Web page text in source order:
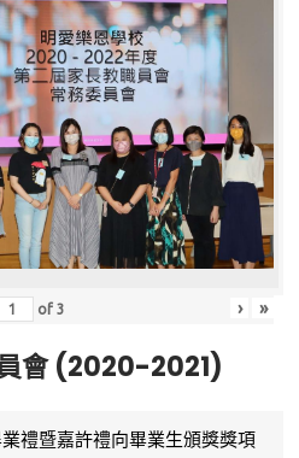
of3 › »
會 (2020-2021)
禮暨嘉許禮向畢業生頒獎獎項